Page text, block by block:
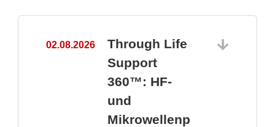
02.08.2026
Through Life
Support
360™: HF-
und
Mikrowellenp